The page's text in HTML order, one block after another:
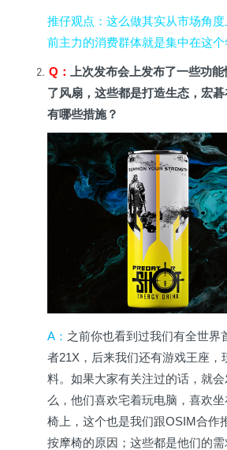
推仔观点：这么做其实从市场角
前主力的消费群体就是集中在这个
Q ：
上次发布会上发布了一些功
了风扇，这些都是打造生态，宏
有哪些措施？
A ： 之前你也看到过我们有全世界
者21X，后来我们还有游戏王座，
料。如果大家有关注过的话，就
么，他们喜欢宅着玩电脑，喜欢
椅上，这个也是我们跟OSIM合作
按摩椅的原因；这些都是他们的